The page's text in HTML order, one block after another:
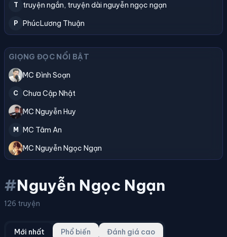
T truyện ngắn, truyện dài nguyễn ngọc ngạn
P PhúcLương Thuận
GIỌNG ĐỌC NỔI BẬT
MC Đình Soạn
C Chưa Cập Nhật
MC Nguyễn Huy
M
MC Tâm An
MC Nguyễn Ngọc Ngạn
#Nguyễn Ngọc Ngạn
126 truyện
Mới nhất Phổ biến Đánh giá cao